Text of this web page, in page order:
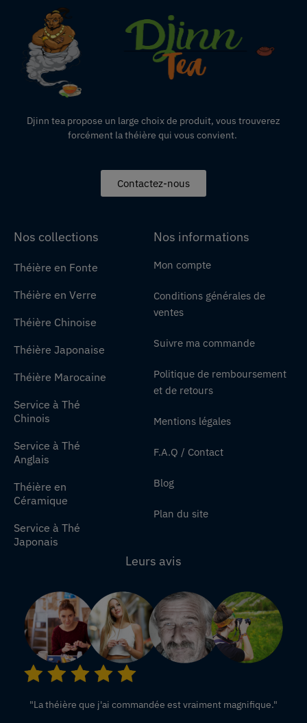
Djinn tea propose un large choix de produit, vous trouverez
forcément la théière qui vous convient.
Contactez-nous
Nos collections
Théière en Fonte
Théière en Verre
Théière Chinoise
Théière Japonaise
Théière Marocaine
Service à Thé
Chinois
Service à Thé
Anglais
Théière en
Céramique
Service à Thé
Japonais
Nos informations
Mon compte
Conditions générales de
ventes
Suivre ma commande
Politique de remboursement
et de retours
Mentions légales
F.A.Q / Contact
Blog
Plan du site
Leurs avis
"La théière que j'ai commandée est vraiment magnifique."